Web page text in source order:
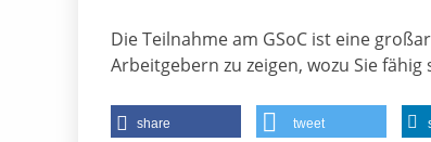
Die Teilnahme am GSoC ist eine
Arbeitgebern zu zeigen, wozu Sie fähig
share tweet